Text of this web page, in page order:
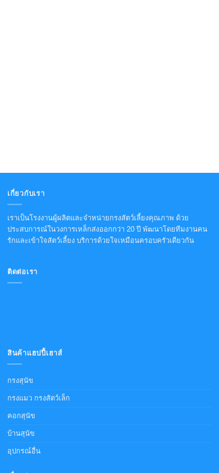
เกี่ยวกับเรา
เราเป็นโรงงานผู้ผลิตและจำหน่ายกรงสัตว์เลี้ยงคุณภาพ ด้วย
ประสบการณ์ในวงการเหล็กส่งออกกว่า 20 ปี พัฒนาโดยทีมงานคน
รักและเข้าใจสัตว์เลี้ยง บริการด้วยใจเหมือนครอบครัวเดียวกัน
ติดต่อเรา
สินค้าแฮปปี้เฮาส์
กรงสุนัข
กรงแมว กรงสัตว์เล็ก
คอกสุนัข
บ้านสุนัข
อุปกรณ์อื่น